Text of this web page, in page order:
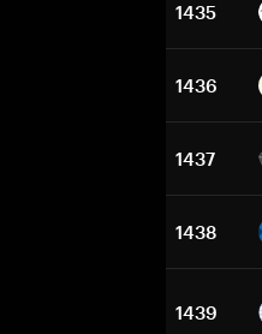
1435
1436
1437
1438
1439